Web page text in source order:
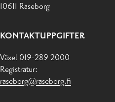
10611 Raseborg
KONTAKTUPPGIFTER
Växel 019-289 2000
Registratur:
raseborg@raseborg.fi